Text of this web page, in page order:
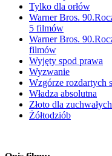
Tylko dla orłów
Warner Bros.
5 filmów
Warner Bros.
filmów
Wyjęty spod prawa
Wyzwanie
Wzgórze rozdartych
Władza absolutna
Złoto dla zuchwałych
Żółtodziób